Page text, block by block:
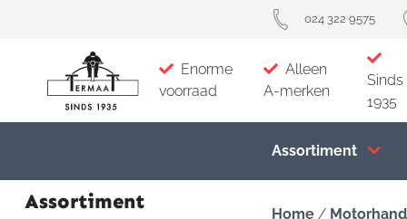
024 322 9575
Enorme
voorraad
Alleen
A-merken
Sinds
1935
Assortiment
Assortiment
Home/